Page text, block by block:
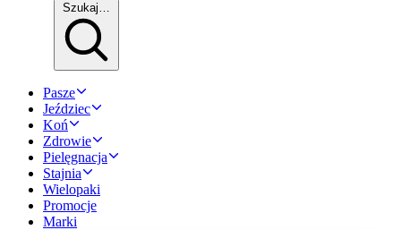
Szukaj…
Pasze
Jeździec
Koń
Zdrowie
Pielęgnacja
Stajnia
Wielopaki
Promocje
Marki